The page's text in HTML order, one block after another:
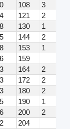
108
3
121
2
130
1
144
2
153
1
159
164
2
172
2
180
2
190
1
200
2
204